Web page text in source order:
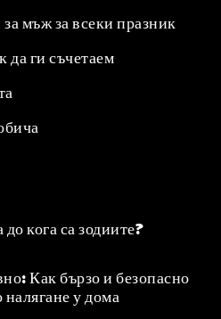
мъж за всеки празник
ги съчетаем
кога са зодиите?
Как бързо и безопасно
у дома